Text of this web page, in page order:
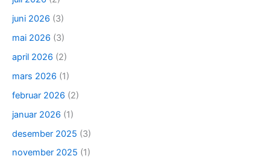
juni 2026 (3)
mai 2026 (3)
april 2026 (2)
mars 2026 (1)
februar 2026 (2)
januar 2026 (1)
desember 2025 (3)
november 2025 (1)